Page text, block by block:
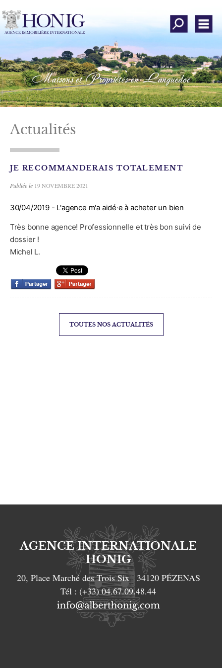
Toutes nos offres
Qui sommes-nous ?
Rechercher un bien
Déposer une recherche
une estimation
Instagram
Facebook
Ma sélection
Maisons et Propriétés en Languedoc
Actualités
JE RECOMMANDERAIS TOTALEMENT
Publiée le 19 NOVEMBRE 2021
30/04/2019 - L'agence m'a aidé·e à acheter un bien
Très bonne agence! Professionnelle et très bon suivi de
dossier !
Michel L.
TOUTES NOS ACTUALITÉS
AGENCE INTERNATIONALE
HONIG
20, Place Marché des Trois Six 34120 PÉZENAS
Tél : (+33) 04.67.09.48.44